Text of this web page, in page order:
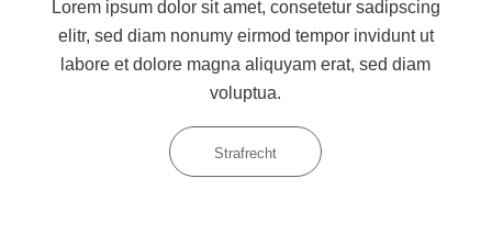
Lorem ipsum dolor sit amet, consetetur sadipscing
elitr, sed diam nonumy eirmod tempor invidunt ut
labore et dolore magna aliquyam erat, sed diam
voluptua.
Strafrecht